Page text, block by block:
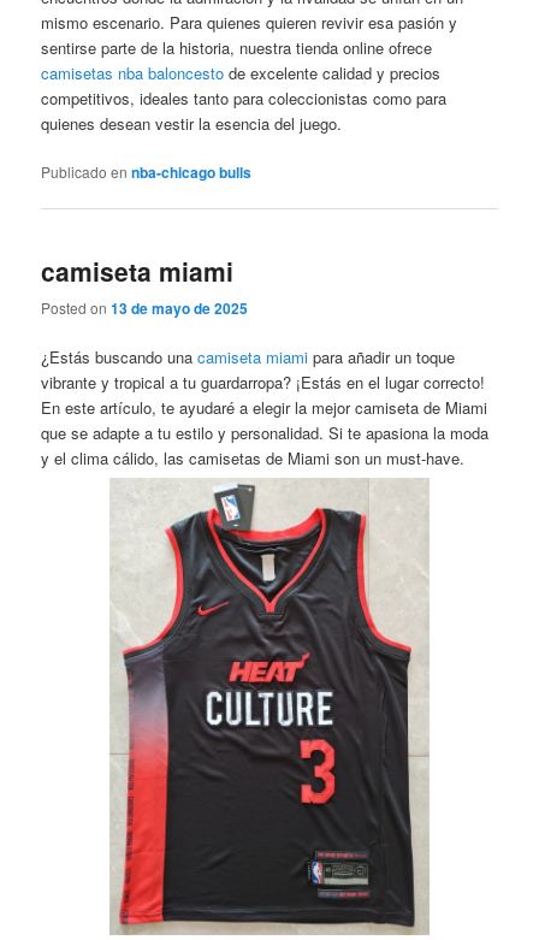
mismo escenario. Para quienes quieren revivir esa pasión y
sentirse parte de la historia, nuestra tienda online ofrece
camisetas nba baloncesto de excelente calidad y precios
competitivos, ideales tanto para coleccionistas como para
quienes desean vestir la esencia del juego.
Publicado en nba-chicago bulls
camiseta miami
Posted on13 de mayo de 2025
¿Estás buscando unacamiseta miami para añadir un toque
vibrante y tropical a tu guardarropa? ¡Estás en el lugar correcto!
En este artículo, te ayudaré a elegir la mejor camiseta de Miami
que se adapte a tu estilo y personalidad. Si te apasiona la moda
y el clima cálido, las camisetas de Miami son un must-have.